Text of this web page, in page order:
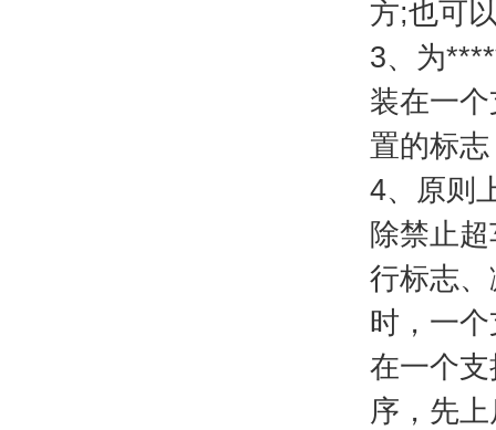
方;也可
3、为
装在一
置的标
4、原则
除禁止
行标志
时，一
在一个
序，先